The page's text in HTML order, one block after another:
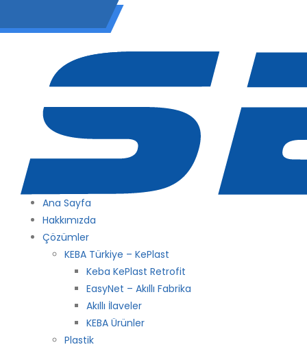
Ana Sayfa
Hakkımızda
Çözümler
KEBA Türkiye – KePlast
Keba KePlast Retrofit
EasyNet – Akıllı Fabrika
Akıllı İlaveler
KEBA Ürünler
Plastik